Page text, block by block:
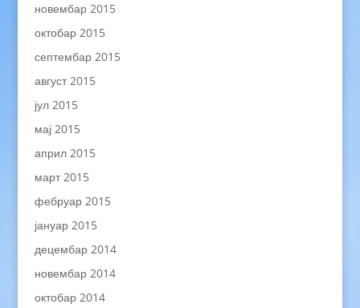
новембар 2015
октобар 2015
септембар 2015
август 2015
јул 2015
мај 2015
април 2015
март 2015
фебруар 2015
јануар 2015
децембар 2014
новембар 2014
октобар 2014